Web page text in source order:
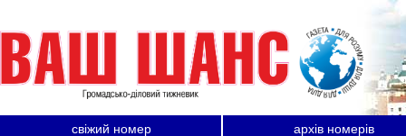
свіжий номер
архів номерів